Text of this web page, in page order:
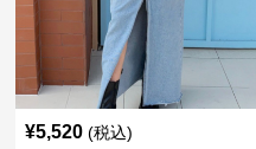
¥5,520 (税込)